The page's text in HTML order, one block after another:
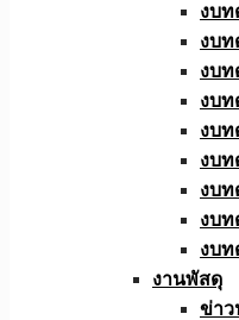
งบท
งบท
งบท
งบท
งบท
งบท
งบท
งบท
งบท
งานพัสดุ
ข่าว